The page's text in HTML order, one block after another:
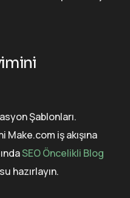
Şablonları.
Make.com iş akışına
SEO Öncelikli Blog
hazırlayın.